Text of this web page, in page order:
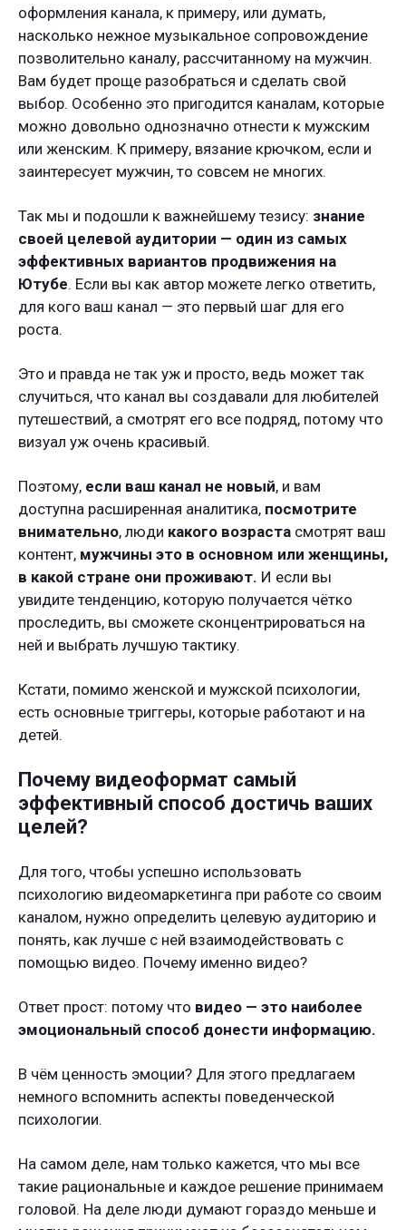
оформления канала, к примеру, или думать,
насколько нежное музыкальное сопровождение
позволительно каналу, рассчитанному на мужчин.
Вам будет проще разобраться и сделать свой
выбор. Особенно это пригодится каналам, которые
можно довольно однозначно отнести к мужским
или женским. К примеру, вязание крючком, если и
заинтересует мужчин, то совсем не многих.
Так мы и подошли к важнейшему тезису: знание
своей целевой аудитории — один из самых
эффективных вариантов продвижения на
Ютубе. Если вы как автор можете легко ответить,
для кого ваш канал — это первый шаг для его
роста.
Это и правда не так уж и просто, ведь может так
случиться, что канал вы создавали для любителей
путешествий, а смотрят его все подряд, потому что
визуал уж очень красивый.
Поэтому, если ваш канал не новый, и вам
доступна расширенная аналитика, посмотрите
внимательно, люди какого возраста смотрят ваш
контент, мужчины это в основном или женщины,
в какой стране они проживают. И если вы
увидите тенденцию, которую получается чётко
проследить, вы сможете сконцентрироваться на
ней и выбрать лучшую тактику.
Кстати, помимо женской и мужской психологии,
есть основные триггеры, которые работают и на
детей.
Почему видеоформат самый
эффективный способ достичь ваших
целей?
Для того, чтобы успешно использовать
психологию видеомаркетинга при работе со своим
каналом, нужно определить целевую аудиторию и
понять, как лучше с ней взаимодействовать с
помощью видео. Почему именно видео?
Ответ прост: потому что видео — это наиболее
эмоциональный способ донести информацию.
В чём ценность эмоции? Для этого предлагаем
немного вспомнить аспекты поведенческой
психологии.
На самом деле, нам только кажется, что мы все
такие рациональные и каждое решение принимаем
головой. На деле люди думают гораздо меньше и